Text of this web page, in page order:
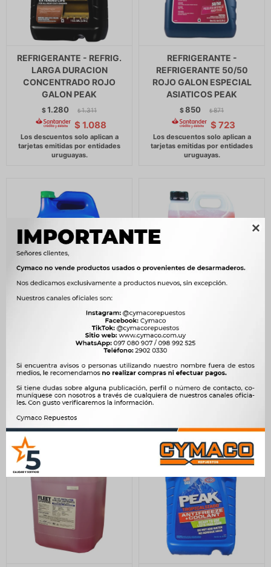

REFRIGERANTE - REFRIG.
LARGA DURACION
CONCENTRADO ROJO
GALON PEAK
$1.280 $ 1.311
$ 1.088
REFRIGERANTE -
REFRIGERANTE 50/50
ROJO GALON ESPECIAL
ASIATICOS PEAK
$850 $ 871
$ 723
REFRIGERANTE -
ANTICONGELANTE VERDE
CONCENTRADO P/DILUIR
$990 $ 1.014
842
REFRIGERANTE -
DESMINERALIZADO ROJO
PARA RADIADOR 5 LTS.
$251 $ 257
213